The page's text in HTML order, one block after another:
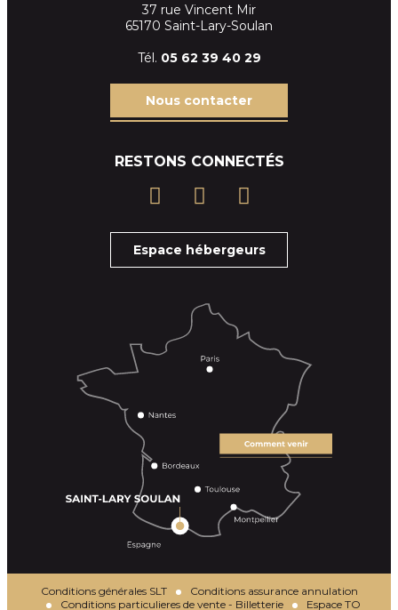
37 rue Vincent Mir
65170 Saint-Lary-Soulan
Tél. 05 62 39 40 29
Nous contacter
RESTONS CONNECTÉS
Espace hébergeurs
Conditions générales SLT
Conditions assurance annulation
Conditions particulieres de vente - Billetterie
Espace TO